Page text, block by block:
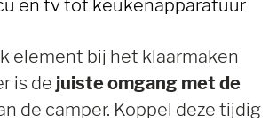
en tv tot keukenapparatuur
element bij het klaarmaken
is de juiste omgang met de
de camper. Koppel deze tijdig